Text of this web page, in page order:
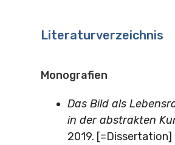
Literaturverzeichnis
Monografien
Das Bild als
in der abstrakten
2019. [=Dissertation] |